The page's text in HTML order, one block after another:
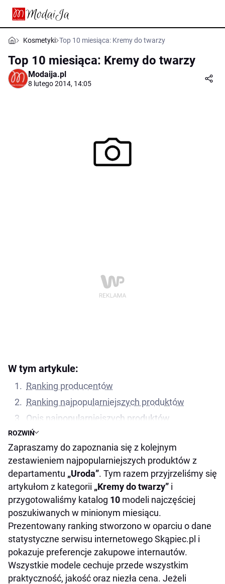
Kosmetyki Top 10 miesiąca: Kremy do twarzy
Top 10 miesiąca: Kremy do twarzy
Modaija.pl
8 lutego 2014, 14:05
W tym artykule:
ROZWIŃ
Ranking producentów
Ranking najpopularniejszych produktów
Opis najpopularniejszych produktów
La Roche-Posay Effaclar Duo – krem
redukujący zmiany trądzikowe o podwójnym
działaniu 40ml
Dior Capture Totale Multi-Perfection Creme –
krem przeciwzmarszczkowy do twarzy i szyi
50ml
Eucerin Hyaluron-Filler Krem wypełniający
zmarszczki na dzień do skóry suchej 50ml
La Roche-Posay Hydreane Legere – krem
nawilżający do skóry wrażliwej normalnej i
mieszanej 40ml
Zapraszamy do zapoznania się z kolejnym
zestawieniem najpopularniejszych produktów z
departamentu „Uroda”. Tym razem przyjrzeliśmy się
artykułom z kategorii „Kremy do twarzy” i
przygotowaliśmy katalog 10 modeli najczęściej
poszukiwanych w minionym miesiącu.
Prezentowany ranking stworzono w oparciu o dane
statystyczne serwisu internetowego Skąpiec.pl i
pokazuje preferencje zakupowe internautów.
Wszystkie modele cechuje przede wszystkim
praktyczność, jakość oraz niezła cena. Jeżeli